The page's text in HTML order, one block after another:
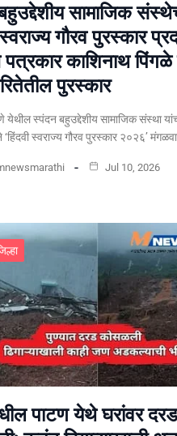
सामाजिक
स्वराज्य गौरव पुरस्कार
पत्रकार काशिनाथ पिंगळे
पुरस्कार
येथील स्पंदन बहुउद्देशीय सामाजिक संस्था
‘हिंदवी स्वराज्य गौरव पुरस्कार २०२६’
Jul 10, 2026
पाटण येथे घरांवर दरड